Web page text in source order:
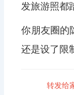
发旅游照都
你朋友圈的
还是设了限
转发给